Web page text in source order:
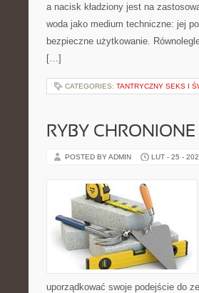
a nacisk kładziony jest na
woda jako medium techniczne: jej
bezpieczne użytkowanie.
[…]
CATEGORIES: TANTRYCZNY SEKS I
RYBY CHRONIONE
POSTED BY ADMIN LUT - 25 -
uporządkować swoje podejście do